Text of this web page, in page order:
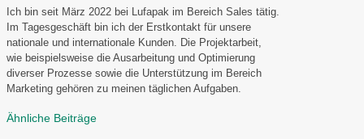
Ich bin seit März 2022 bei Lufapak im Bereich Sales tätig.
Im Tagesgeschäft bin ich der Erstkontakt für unsere
nationale und internationale Kunden. Die Projektarbeit,
wie beispielsweise die Ausarbeitung und Optimierung
diverser Prozesse sowie die Unterstützung im Bereich
Marketing gehören zu meinen täglichen Aufgaben.
Ähnliche Beiträge